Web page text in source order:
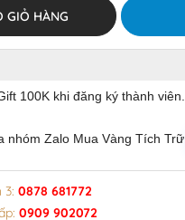
GIỎ HÀNG
100K khi đăng ký thành viên.
nhóm Zalo Mua Vàng Tích Trữ.
3: 0878 681772
0909 902072